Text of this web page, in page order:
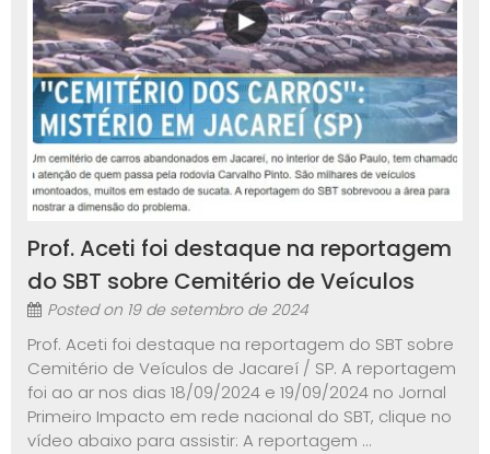
Prof. Aceti foi destaque na reportagem
do SBT sobre Cemitério de Veículos
Posted on 19 de setembro de 2024
Prof. Aceti foi destaque na reportagem do SBT sobre
Cemitério de Veículos de Jacareí / SP. A reportagem
foi ao ar nos dias 18/09/2024 e 19/09/2024 no Jornal
Primeiro Impacto em rede nacional do SBT, clique no
vídeo abaixo para assistir: A reportagem ...